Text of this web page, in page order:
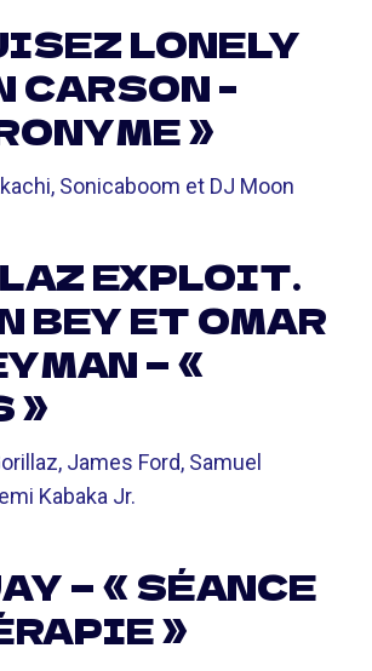
LONELY
CARSON –
»
Sonicaboom et DJ Moon
EXPLOIT.
BEY ET OMAR
— «
»
James Ford, Samuel
Kabaka Jr.
— « SÉANCE
»